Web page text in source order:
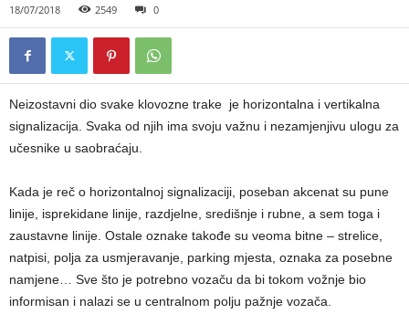
18/07/2018 2549 0
Neizostavni dio svake klovozne trake je horizontalna i vertikalna
signalizacija. Svaka od njih ima svoju važnu i nezamjenjivu ulogu za
učesnike u saobraćaju.
Kada je reč o horizontalnoj signalizaciji, poseban akcenat su pune
linije, isprekidane linije, razdjelne, središnje i rubne, a sem toga i
zaustavne linije. Ostale oznake takođe su veoma bitne – strelice,
natpisi, polja za usmjeravanje, parking mjesta, oznaka za posebne
namjene… Sve što je potrebno vozaču da bi tokom vožnje bio
informisan i nalazi se u centralnom polju pažnje vozača.